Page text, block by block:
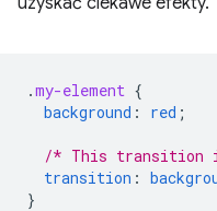
.my-element {
background : red ;
/* This transition
transition :
}